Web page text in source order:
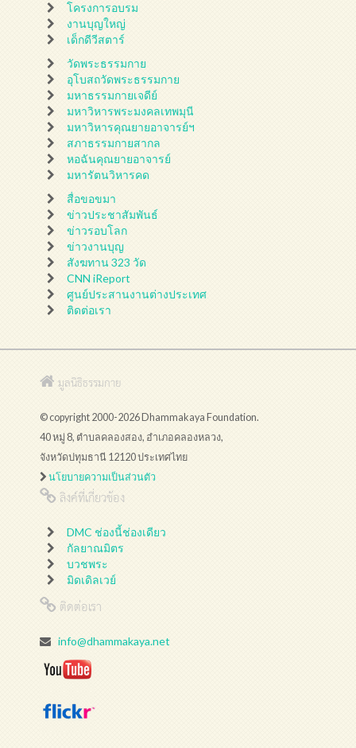
โครงการอบรม
งานบุญใหญ่
เด็กดีวีสตาร์
วัดพระธรรมกาย
อุโบสถวัดพระธรรมกาย
มหาธรรมกายเจดีย์
มหาวิหารพระมงคลเทพมุนี
มหาวิหารคุณยายอาจารย์ฯ
สภาธรรมกายสากล
หอฉันคุณยายอาจารย์
มหารัตนวิหารคด
สื่อขอขมา
ข่าวประชาสัมพันธ์
ข่าวรอบโลก
ข่าวงานบุญ
สังฆทาน 323 วัด
CNN iReport
ศูนย์ประสานงานต่างประเทศ
ติดต่อเรา
มูลนิธิธรรมกาย
© copyright 2000-2026 Dhammakaya Foundation.
40 หมู่ 8, ตำบลคลองสอง, อำเภอคลองหลวง,
จังหวัดปทุมธานี 12120 ประเทศไทย
นโยบายความเป็นส่วนตัว
ลิงค์ที่เกี่ยวข้อง
DMC ช่องนี้ช่องเดียว
กัลยาณมิตร
บวชพระ
มิดเดิลเวย์
ติดต่อเรา
info@dhammakaya.net